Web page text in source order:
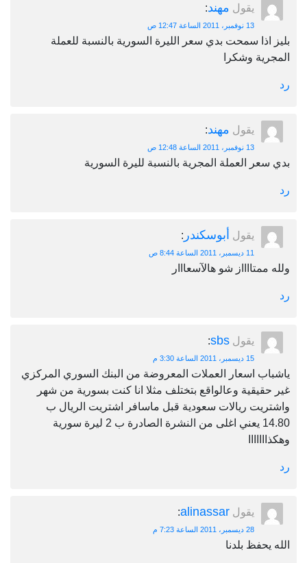
يقول مهند:
13 نوفمبر، 2011 الساعة 12:47 ص
بليز اذا سمحت بدي سعر الليرة السورية بالنسبة للعملة
المجرية وشكرا
رد
يقول مهند:
13 نوفمبر، 2011 الساعة 12:48 ص
بدي سعر العملة المجرية بالنسبة لليرة السورية
رد
يقول أبوسكندر :
11 ديسمبر، 2011 الساعة 8:44 ص
ولله ممتااااز شو هالآسعااار
رد
يقول sbs
:
15 ديسمبر، 2011 الساعة 3:30 م
ياشباب اسعار العملات المعروضة من البنك السوري المركزي
غير حقيقية وعالواقع بتختلف مثلا انا كنت بسورية من شهر
واشتريت ريالات سعودية قبل ماسافر اشتريت الريال ب
14.80 يعني اغلى من النشرة الصادرة ب 2 ليرة سورية
وهكذااااااا
رد
يقول alinassar
:
28 ديسمبر، 2011 الساعة 7:23 م
الله يحفظ بلدنا